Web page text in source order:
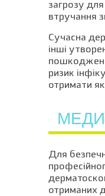
загрозу
втручання
Сучасна
інші
ризик
отримати
Для
отриманих